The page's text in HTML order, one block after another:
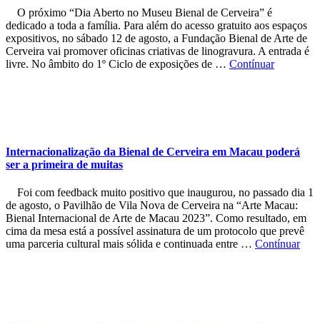
O próximo “Dia Aberto no Museu Bienal de Cerveira” é
dedicado a toda a família. Para além do acesso gratuito aos espaços
expositivos, no sábado 12 de agosto, a Fundação Bienal de Arte de
Cerveira vai promover oficinas criativas de linogravura. A entrada é
livre. No âmbito do 1º Ciclo de exposições de … Contínuar
Internacionalização da Bienal de Cerveira em Macau poderá
ser a primeira de muitas
Foi com feedback muito positivo que inaugurou, no passado dia 1
de agosto, o Pavilhão de Vila Nova de Cerveira na “Arte Macau:
Bienal Internacional de Arte de Macau 2023”. Como resultado, em
cima da mesa está a possível assinatura de um protocolo que prevê
uma parceria cultural mais sólida e continuada entre … Contínuar